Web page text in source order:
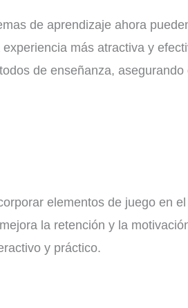
de aprendizaje ahora
más atractiva y
de enseñanza,
elementos de juego en
la retención y la
y práctico.